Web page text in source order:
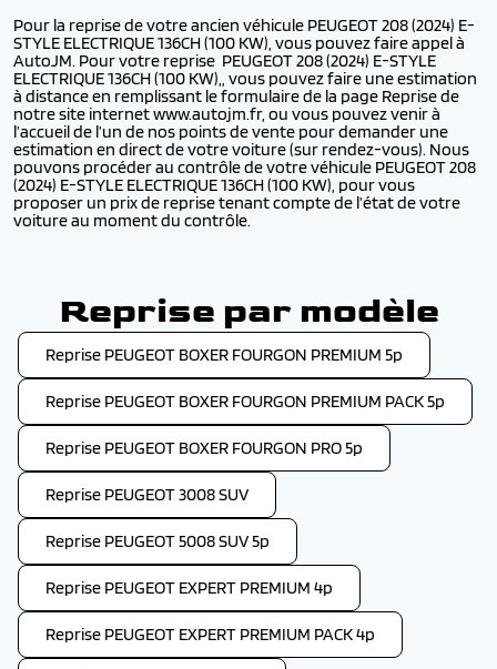
Pour la reprise de votre ancien véhicule PEUGEOT 208 (2024) E-
STYLE ELECTRIQUE 136CH (100 KW), vous pouvez faire appel à
AutoJM. Pour votre reprise PEUGEOT 208 (2024) E-STYLE
ELECTRIQUE 136CH (100 KW),, vous pouvez faire une estimation
à distance en remplissant le formulaire de la page Reprise de
notre site internet www.autojm.fr, ou vous pouvez venir à
l’accueil de l’un de nos points de vente pour demander une
estimation en direct de votre voiture (sur rendez-vous). Nous
pouvons procéder au contrôle de votre véhicule PEUGEOT 208
(2024) E-STYLE ELECTRIQUE 136CH (100 KW), pour vous
proposer un prix de reprise tenant compte de l’état de votre
voiture au moment du contrôle.
Reprise par modèle
Reprise PEUGEOT BOXER FOURGON PREMIUM 5p
Reprise PEUGEOT BOXER FOURGON PREMIUM PACK 5p
Reprise PEUGEOT BOXER FOURGON PRO 5p
Reprise PEUGEOT 3008 SUV
Reprise PEUGEOT 5008 SUV 5p
Reprise PEUGEOT EXPERT PREMIUM 4p
Reprise PEUGEOT EXPERT PREMIUM PACK 4p